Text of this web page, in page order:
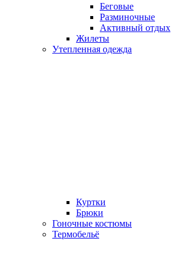
Беговые
Разминочные
Активный отдых
Жилеты
Утепленная одежда
Куртки
Брюки
Гоночные костюмы
Термобельё